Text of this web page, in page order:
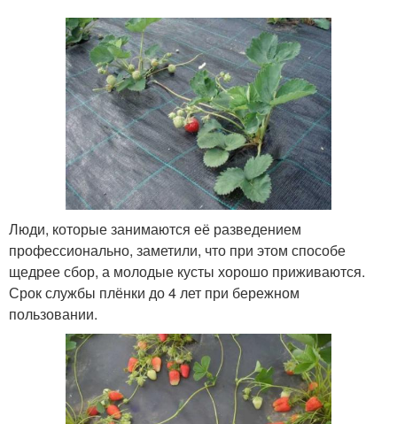
Люди, которые занимаются её разведением
профессионально, заметили, что при этом способе
щедрее сбор, а молодые кусты хорошо приживаются.
Срок службы плёнки до 4 лет при бережном
пользовании.